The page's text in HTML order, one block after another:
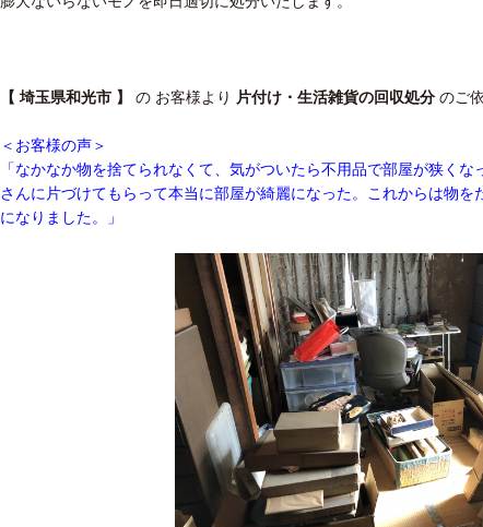
【 埼玉県和光市 】 の お客様より 片付け・生活雑貨の回収処分 のご
＜お客様の声＞
「なかなか物を捨てられなくて、気がついたら不用品で部屋が狭く
さんに片づけてもらって本当に部屋が綺麗になった。これからは物
になりました。」